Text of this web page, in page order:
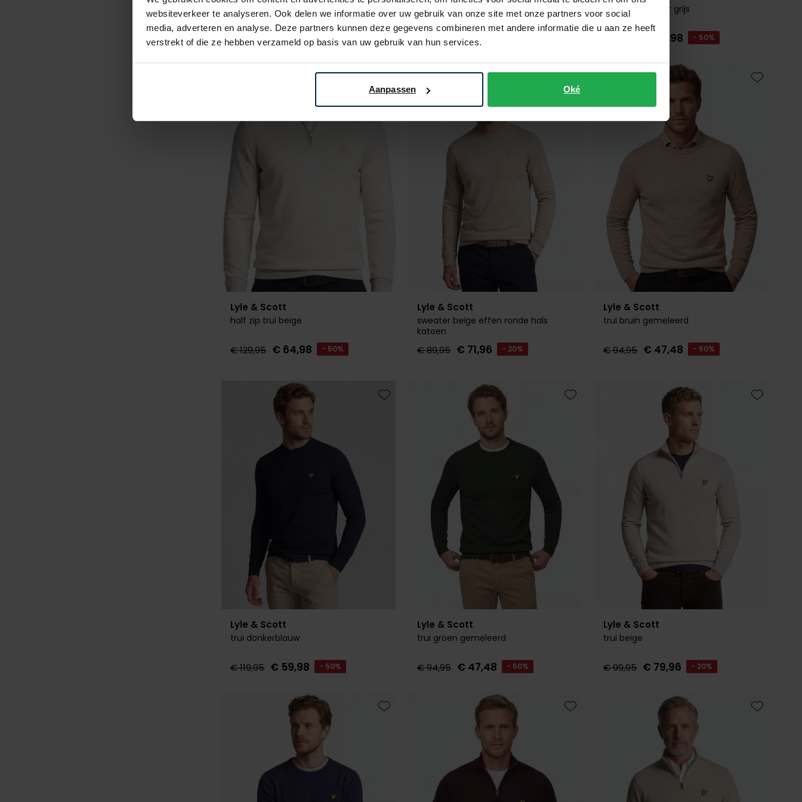
websiteverkeer te analyseren. Ook delen we informatie over uw gebruik van onze site met onze partners voor social
media, adverteren en analyse. Deze partners kunnen deze gegevens combineren met andere informatie die u aan ze heeft
verstrekt of die ze hebben verzameld op basis van uw gebruik van hun services.
Aanpassen Oké
sweater Sand
€ 94,95 € 66,47 - 30%
trui beige
€ 119,95 € 59,98
half-zip sweater grijs
€ 44,98 - 50%
Lyle & Scott
half zip trui beige
€ 129,95 € 64,98 - 50%
Toevoegen aan favorieten
Lyle & Scott
sweater beige effen ronde hals
katoen
€ 89,95 € 71,96 - 20%
Toevoegen aan favorieten
Lyle & Scott
trui bruin gemeleerd
€ 94,95 € 47,48 - 50%
Lyle & Scott
trui donkerblauw
€ 119,95 € 59,98 - 50%
Toevoegen aan favorieten
Lyle & Scott
trui groen gemeleerd
€ 94,95 € 47,48 - 50%
Toevoegen aan favorieten
Lyle & Scott
trui beige
€ 99,95 € 79,96 - 20%
Toevoegen aan favorieten Toevoegen aan favorieten